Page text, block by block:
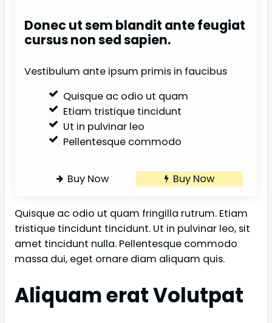
Donec ut sem blandit ante feugiat
cursus non sed sapien.
Vestibulum ante ipsum primis in faucibus
Quisque ac odio ut quam
Etiam tristique tincidunt
Ut in pulvinar leo
Pellentesque commodo
Buy Now Buy Now
Quisque ac odio ut quam fringilla rutrum. Etiam
tristique tincidunt tincidunt. Ut in pulvinar leo, sit
amet tincidunt nulla. Pellentesque commodo
massa dui, eget ornare diam aliquam quis.
Aliquam erat Volutpat